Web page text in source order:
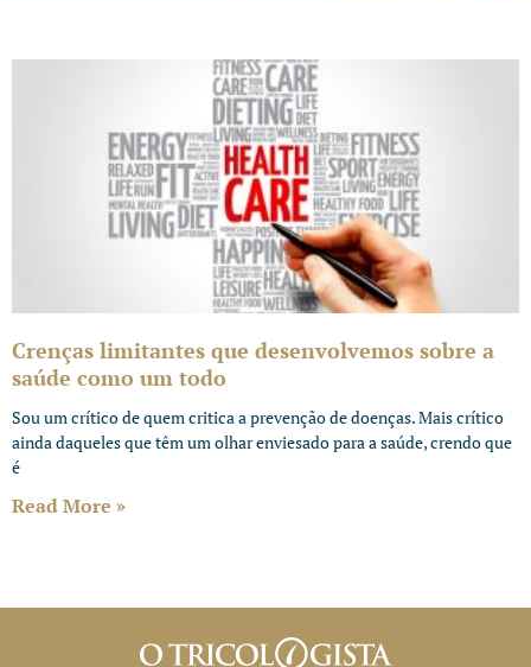
Crenças limitantes que desenvolvemos sobre a
saúde como um todo
Sou um crítico de quem critica a prevenção de doenças. Mais crítico
ainda daqueles que têm um olhar enviesado para a saúde, crendo que
é
Read More »